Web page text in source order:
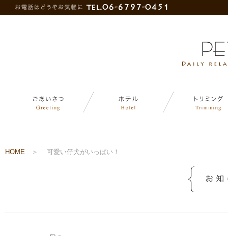
HOME ＞ 可愛い仔犬がいっぱい！